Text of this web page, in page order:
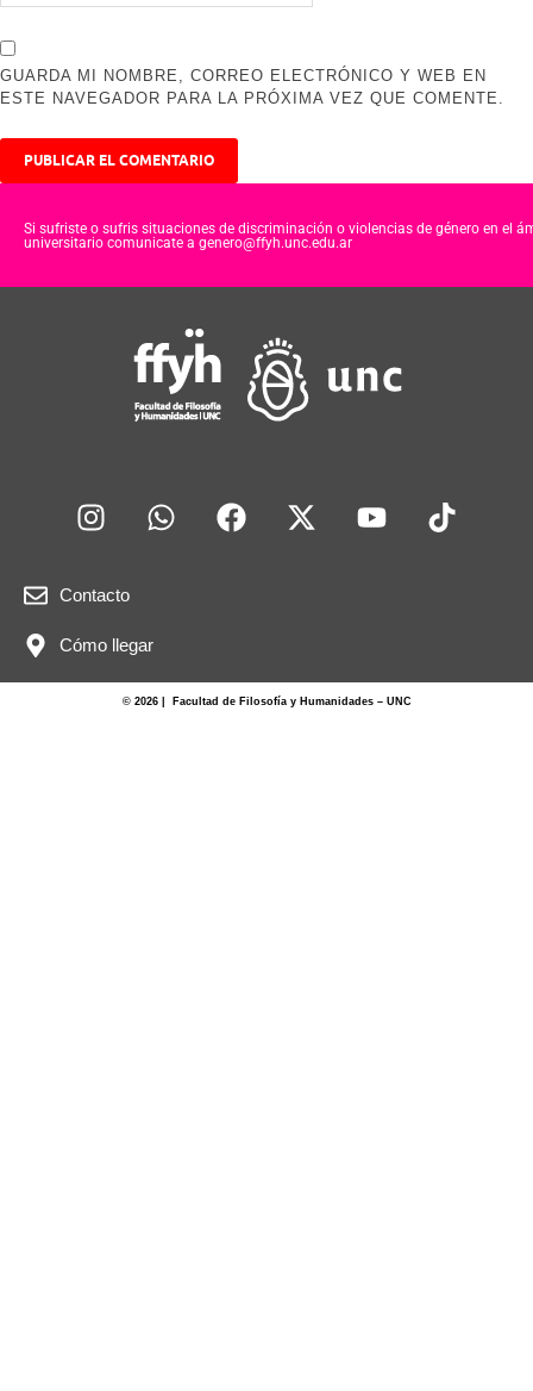
GUARDA MI NOMBRE, CORREO ELECTRÓNICO Y WEB EN
ESTE NAVEGADOR PARA LA PRÓXIMA VEZ QUE COMENTE.
Si sufriste o sufris situaciones de discriminación o violencias de género en el
universitario comunicate a genero@ffyh.unc.edu.ar
Contacto
Cómo llegar
© 2026 | Facultad de Filosofía y Humanidades – UNC